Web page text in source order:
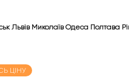
Львів Миколаїв Одеса Полтава
ЦІНУ